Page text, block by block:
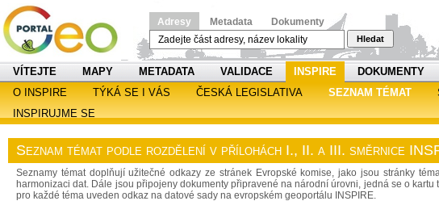
Adresy Metadata Dokumenty
Hledat
VÍTEJTE MAPY METADATA VALIDACE INSPIRE DOKUMENTY
O INSPIRE
TÝKÁ SE I VÁS ČESKÁ LEGISLATIVA SEZNAM TÉMAT
INSPIRUJME SE
Seznam témat podle rozdělení v přílohách I., II. a III. směrnice
Seznamy témat doplňují užitečné odkazy ze stránek Evropské komise, jako jsou stránky
harmonizaci dat. Dále jsou připojeny dokumenty připravené na národní úrovni, jedná se o
pro každé téma uveden odkaz na datové sady na evropském geoportálu INSPIRE.